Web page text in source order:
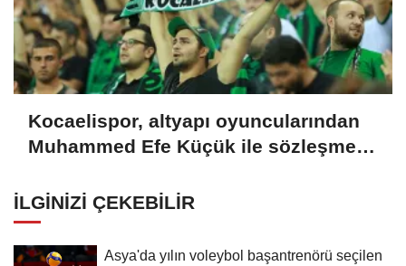
Kocaelispor, altyapı oyuncularından
Muhammed Efe Küçük ile sözleşme
İLGINIZI ÇEKEBILIR
Asya'da yılın voleybol başantrenörü seçilen